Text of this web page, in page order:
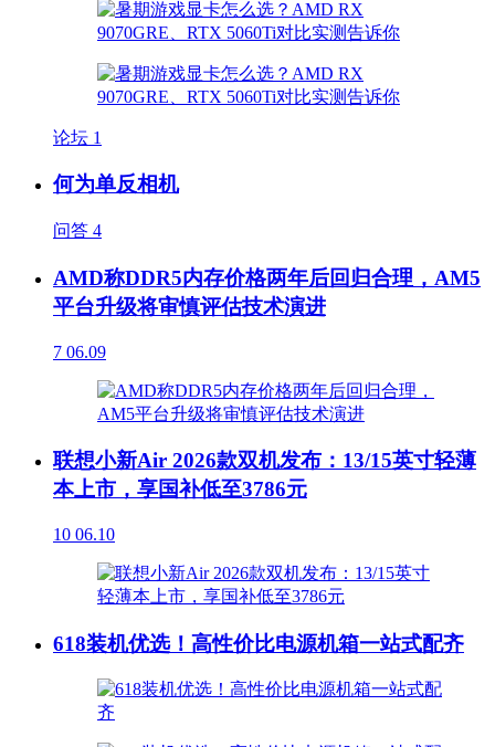
论坛 1
何为单反相机
问答 4
AMD称DDR5内存价格两年后回归合理，AM5
平台升级将审慎评估技术演进
7 06.09
联想小新Air 2026款双机发布：13/15英寸轻薄
本上市，享国补低至3786元
10 06.10
618装机优选！高性价比电源机箱一站式配齐